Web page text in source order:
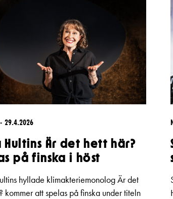
29.4.2026
Hultins Är det hett här?
på finska i höst
hyllade klimakteriemonolog Är det
kommer att spelas på finska under titeln